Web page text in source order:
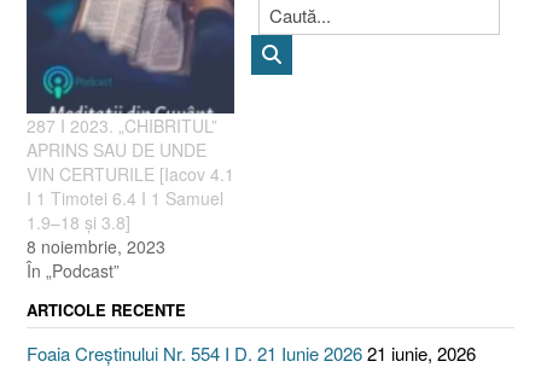
287 I 2023. „CHIBRITUL”
APRINS SAU DE UNDE
VIN CERTURILE [Iacov 4.1
I 1 Timotei 6.4 I 1 Samuel
1.9–18 și 3.8]
8 noiembrie, 2023
În „Podcast”
ARTICOLE RECENTE
Foaia Creștinului Nr. 554 I D. 21 Iunie 202621 iunie, 2026